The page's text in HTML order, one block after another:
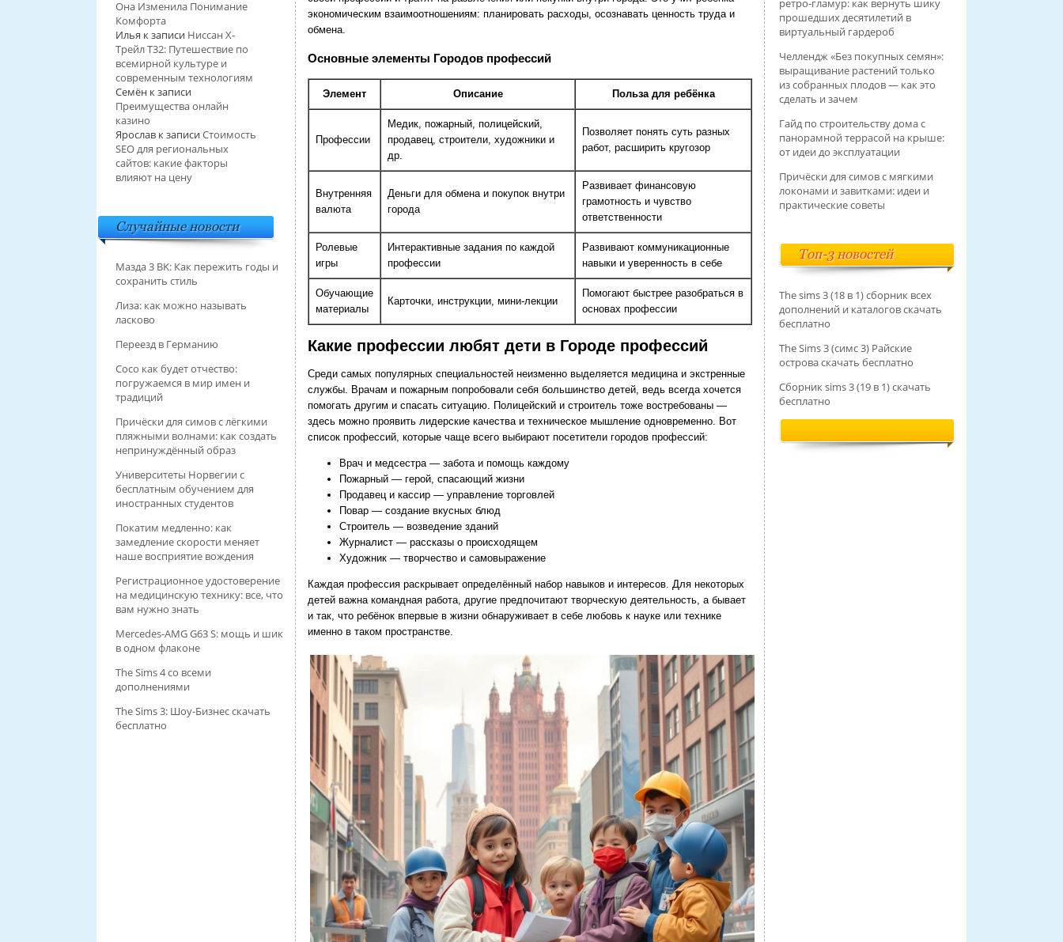
экономическим взаимоотношениям: планировать расходы, осознавать ценность труда и
обмена.
Основные элементы Городов профессий
Элемент Описание Польза для ребёнка
Профессии
Медик, пожарный, полицейский,
продавец, строители, художники и
др.
Позволяет понять суть разных
работ, расширить кругозор
Внутренняя
валюта
Деньги для обмена и покупок внутри
города
Развивает финансовую
грамотность и чувство
ответственности
Ролевые
игры
Интерактивные задания по каждой
профессии
Развивают коммуникационные
навыки и уверенность в себе
Обучающие
материалы
Карточки, инструкции, мини-лекции
Помогают быстрее разобраться в
основах профессии
Какие профессии любят дети в Городе профессий
Среди самых популярных специальностей неизменно выделяется медицина и экстренные
службы. Врачам и пожарным попробовали себя большинство детей, ведь всегда хочется
помогать другим и спасать ситуацию. Полицейский и строитель тоже востребованы —
здесь можно проявить лидерские качества и техническое мышление одновременно. Вот
список профессий, которые чаще всего выбирают посетители городов профессий:
Врач и медсестра — забота и помощь каждому
Пожарный — герой, спасающий жизни
Продавец и кассир — управление торговлей
Повар — создание вкусных блюд
Строитель — возведение зданий
Журналист — рассказы о происходящем
Художник — творчество и самовыражение
Каждая профессия раскрывает определённый набор навыков и интересов. Для некоторых
детей важна командная работа, другие предпочитают творческую деятельность, а бывает
и так, что ребёнок впервые в жизни обнаруживает в себе любовь к науке или технике
именно в таком пространстве.
Она Изменила Понимание
Комфорта
Илья к записи Ниссан Х-
Трейл T32: Путешествие по
всемирной культуре и
современным технологиям
Семён к записи
Преимущества онлайн
казино
Ярослав к записиСтоимость
SEO для региональных
сайтов: какие факторы
влияют на цену
Случайные новости
Мазда 3 BK: Как пережить годы и
сохранить стиль
Лиза: как можно называть
ласково
Переезд в Германию
Сосо как будет отчество:
погружаемся в мир имен и
традиций
Причёски для симов с лёгкими
пляжными волнами: как создать
непринуждённый образ
Университеты Норвегии с
бесплатным обучением для
иностранных студентов
Покатим медленно: как
замедление скорости меняет
наше восприятие вождения
Регистрационное удостоверение
на медицинскую технику: все, что
вам нужно знать
Mercedes-AMG G63 S: мощь и шик
в одном флаконе
The Sims 4 со всеми
дополнениями
The Sims 3: Шоу-Бизнес скачать
бесплатно
ретро‑гламур: как вернуть шику
прошедших десятилетий в
виртуальный гардероб
Челлендж «Без покупных семян»:
выращивание растений только
из собранных плодов — как это
сделать и зачем
Гайд по строительству дома с
панорамной террасой на крыше:
от идеи до эксплуатации
Причёски для симов с мягкими
локонами и завитками: идеи и
практические советы
Топ-3 новостей
The sims 3 (18 в 1) сборник всех
дополнений и каталогов скачать
бесплатно
The Sims 3 (симс 3) Райские
острова скачать бесплатно
Сборник sims 3 (19 в 1) скачать
бесплатно